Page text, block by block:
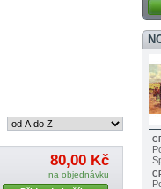
80,00 Kč
na objednávku